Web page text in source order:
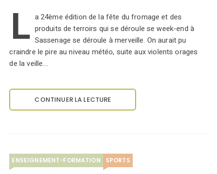
L a 24ème édition de la fête du fromage et des
produits de terroirs qui se déroule se week-end à
Sassenage se déroule à merveille. On aurait pu
craindre le pire au niveau météo, suite aux violents orages
de la veille.…
CONTINUER LA LECTURE
ENSEIGNEMENT-FORMATION SPORTS